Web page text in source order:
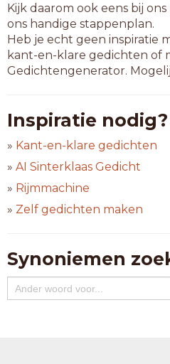
Kijk daarom ook eens bij
ons handige stappenplan.
Heb je echt geen inspiratie
kant-en-klare gedichten of
Gedichtengenerator.
Inspiratie nodig?
» Kant-en-klare gedichten
» AI Sinterklaas Gedicht
» Rijmmachine
» Zelf gedichten maken
Synoniemen